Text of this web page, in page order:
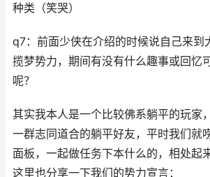
种类（笑哭）
q7：前面少侠在介绍的时候说自己来到
揽梦势力，期间有没有什么趣事或回忆
呢？
其实我本人是一个比较佛系躺平的玩家
一群志同道合的躺平好友，平时我们就
面板，一起做任务下本什么的，相处起
这里也分享一下我们的势力宣言：